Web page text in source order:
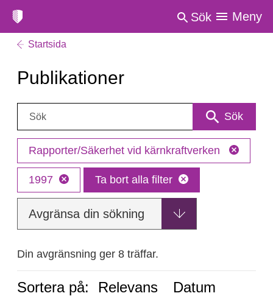
Sök Meny
Startsida
Publikationer
Sök: Sök
Rapporter/Säkerhet vid kärnkraftverken
1997 Ta bort alla filter
Avgränsa din sökning
Din avgränsning ger 8 träffar.
Sortera på: Relevans Datum